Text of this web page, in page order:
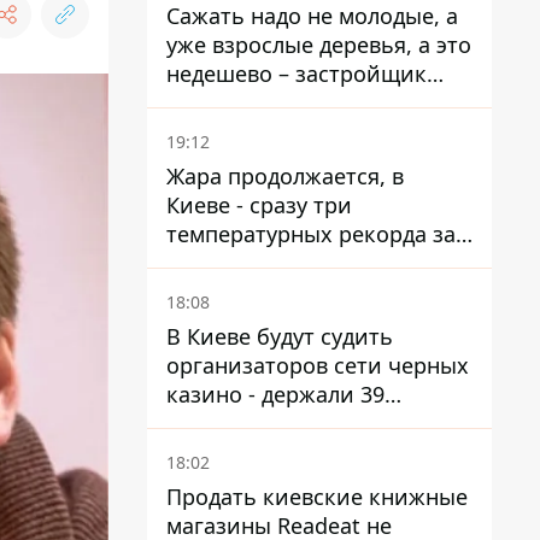
Сажать надо не молодые, а
уже взрослые деревья, а это
недешево – застройщик
Никонов
19:12
Жара продолжается, в
Киеве - сразу три
температурных рекорда за
день
18:08
В Киеве будут судить
организаторов сети черных
казино - держали 39
заведений
18:02
Продать киевские книжные
магазины Readeat не